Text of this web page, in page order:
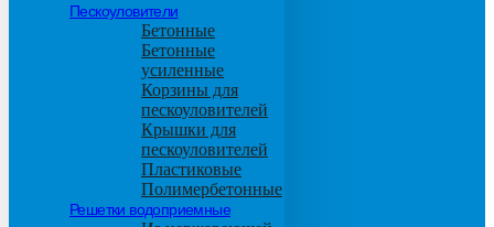
Пескоуловители
Бетонные
Бетонные
усиленные
Корзины для
пескоуловителей
Крышки для
пескоуловителей
Пластиковые
Полимербетонные
Решетки водоприемные